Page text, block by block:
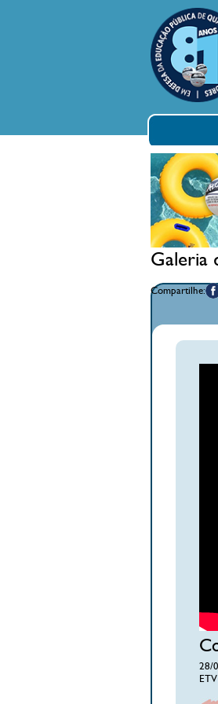
Galeria
Compartilhe:
28/